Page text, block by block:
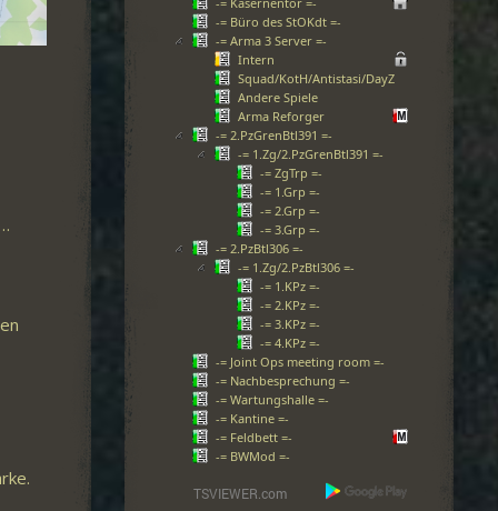
-= Büro des StOKdt =-
-= Arma 3 Server =-
Intern
Squad/KotH/Antistasi/DayZ
Andere Spiele
Arma Reforger
-= 2.PzGrenBtl391 =-
-= 1.Zg/2.PzGrenBtl391 =-
-= ZgTrp =-
-= 1.Grp =-
-= 2.Grp =-
-= 3.Grp =-
-= 2.PzBtl306 =-
-= 1.Zg/2.PzBtl306 =-
-= 1.KPz =-
-= 2.KPz =-
-= 3.KPz =-
-= 4.KPz =-
-= Joint Ops meeting room =-
-= Nachbesprechung =-
-= Wartungshalle =-
-= Kantine =-
-= Feldbett =-
-= BWMod =-